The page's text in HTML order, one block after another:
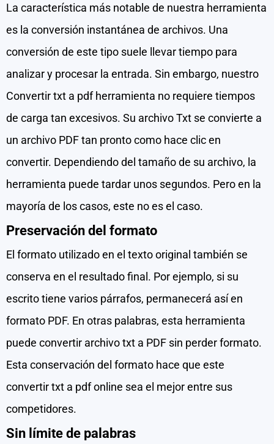
La característica más notable de nuestra herramienta
es la conversión instantánea de archivos. Una
conversión de este tipo suele llevar tiempo para
analizar y procesar la entrada. Sin embargo, nuestro
Convertir txt a pdf herramienta no requiere tiempos
de carga tan excesivos. Su archivo Txt se convierte a
un archivo PDF tan pronto como hace clic en
convertir. Dependiendo del tamaño de su archivo, la
herramienta puede tardar unos segundos. Pero en la
mayoría de los casos, este no es el caso.
Preservación del formato
El formato utilizado en el texto original también se
conserva en el resultado final. Por ejemplo, si su
escrito tiene varios párrafos, permanecerá así en
formato PDF. En otras palabras, esta herramienta
puede convertir archivo txt a PDF sin perder formato.
Esta conservación del formato hace que este
convertir txt a pdf online sea el mejor entre sus
competidores.
Sin límite de palabras